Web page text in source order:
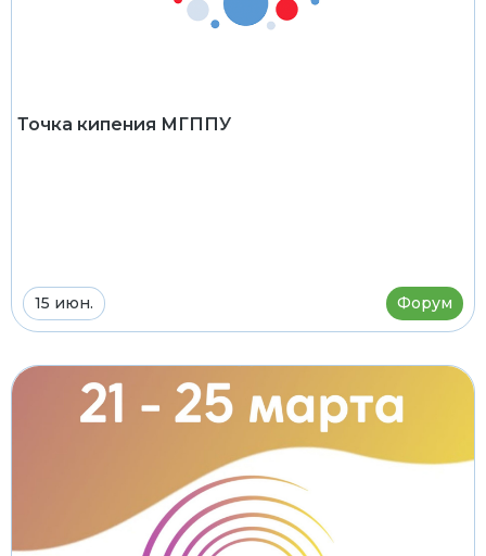
Точка кипения МГППУ
15 июн. Форум